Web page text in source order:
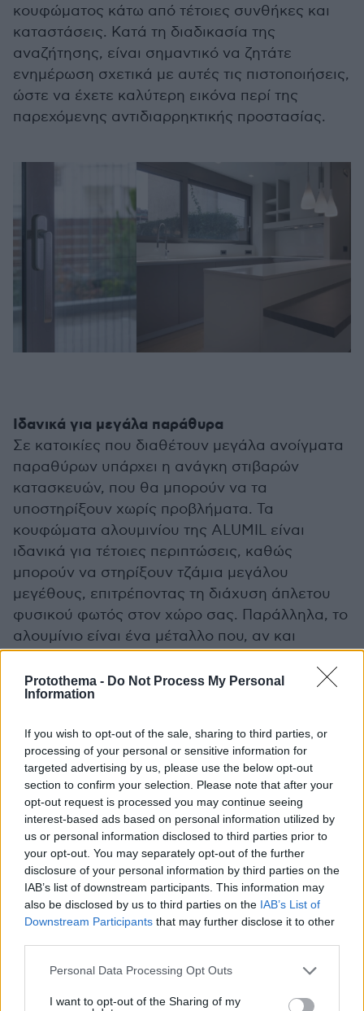
Protothema - Do Not Process My Personal
Information
If you wish to opt-out of the sale, sharing to third parties, or
processing of your personal or sensitive information for
targeted advertising by us, please use the below opt-out
section to confirm your selection. Please note that after your
opt-out request is processed you may continue seeing
interest-based ads based on personal information utilized by
us or personal information disclosed to third parties prior to
your opt-out. You may separately opt-out of the further
disclosure of your personal information by third parties on the
IAB’s list of downstream participants. This information may
also be disclosed by us to third parties on the IAB’s List of
Downstream Participants that may further disclose it to other
Please note that this website/app uses one or more Google
not limited to your visit or usage behaviour. You may click to
Personal Data Processing Opt Outs
I want to opt-out of the Sharing of my
κουφώματος κάτω από τέτοιες συνθήκες και
καταστάσεις. Κατά τη διαδικασία της
αναζήτησης, είναι σημαντικό να ζητάτε
ενημέρωση σχετικά με αυτές τις πιστοποιήσεις,
ώστε να έχετε καλύτερη εικόνα περί της
παρεχόμενης αντιδιαρρηκτικής προστασίας.
Ιδανικά για μεγάλα παράθυρα
Σε κατοικίες που διαθέτουν μεγάλα ανοίγματα
παραθύρων υπάρχει η ανάγκη στιβαρών
κατασκευών, που θα μπορούν να τα
υποστηρίξουν χωρίς προβλήματα. Τα
κουφώματα αλουμινίου της ALUMIL είναι
ιδανικά για τέτοιες περιπτώσεις, καθώς
μπορούν να στηρίξουν τζάμια μεγάλου
μεγέθους, επιτρέποντας τη διάχυση άπλετου
φυσικού φωτός στον χώρο σας. Παράλληλα, το
αλουμίνιο είναι ένα μέταλλο που, αν και
και σε minimal κατασκευές με ελάχιστο
εμφανές αλουμίνιο, το αποτέλεσμα σας
λειτουργικής, όσο και από αισθητικής πλευράς.
Η συνολική εικόνα του χώρου σας
απογειώνεται και τα κουφώματα
εντυπωσιάζουν με στυλ, αλλά και άψογη
λειτουργικότητα.